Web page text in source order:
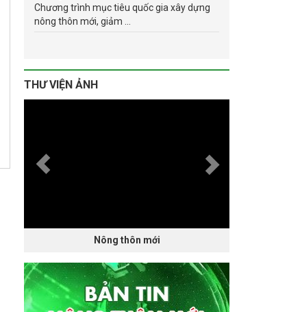
Chương trình mục tiêu quốc gia xây dựng
nông thôn mới, giảm ...
THƯ VIỆN ẢNH
Nông thôn mới